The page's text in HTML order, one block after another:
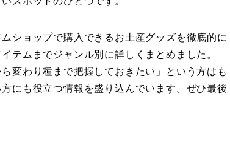
ショップで購入できるお土産グッズを徹底的に
テムまでジャンル別に詳しくまとめました。
変わり種まで把握しておきたい」という方はも
にも役立つ情報を盛り込んでいます。ぜひ最後